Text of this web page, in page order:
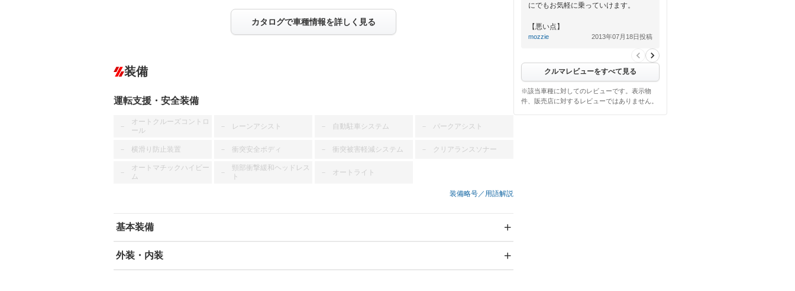
カタログで車種情報を詳しく見る
装備
運転支援・安全装備
－
オートクルーズコントロ
ール
－ レーンアシスト － 自動駐車システム － パークアシスト
－ 横滑り防止装置 － 衝突安全ボディ － 衝突被害軽減システム － クリアランスソナー
－
オートマチックハイビー
ム
－
頸部衝撃緩和ヘッドレス
ト
－ オートライト
装備略号／用語解説
基本装備
エアバッグ：運転席/助手席
外装・内装
にでもお気軽に乗っていけます。
【悪い点】
エンジンの音が、軽自動車？と勘違い
mozzie 2013年07月18日投稿
クルマレビューをすべて見る
※該当車種に対してのレビューです。表示物
件、販売店に対するレビューではありません。